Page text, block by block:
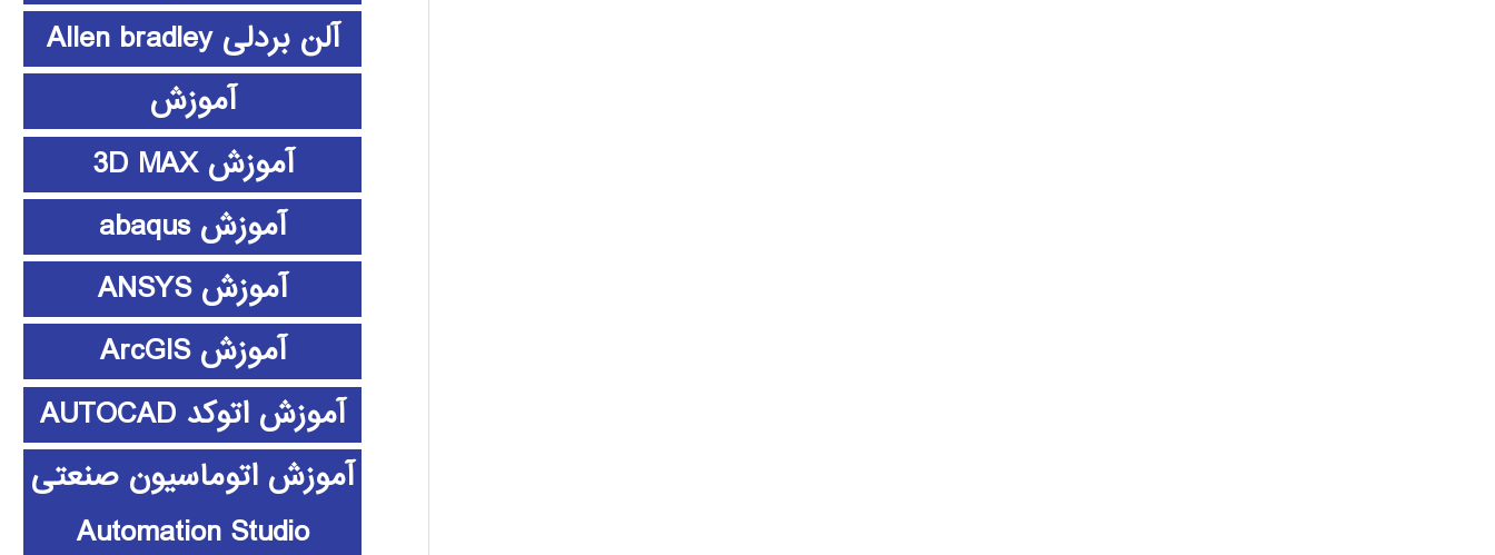
آلن بردلی Allen bradley
آموزش
آموزش 3D MAX
آموزش abaqus
آموزش ANSYS
آموزش ArcGIS
آموزش اتوکد AUTOCAD
آموزش اتوماسیون صنعتی
Automation Studio